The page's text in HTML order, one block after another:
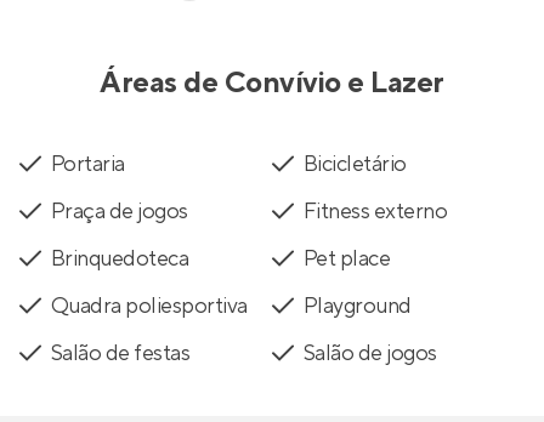
Áreas de Convívio e Lazer
Portaria
Bicicletário
Praça de jogos
Fitness externo
Brinquedoteca
Pet place
Quadra poliesportiva
Playground
Salão de festas
Salão de jogos